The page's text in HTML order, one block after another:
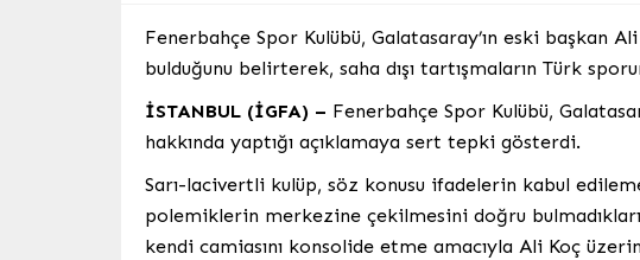
Fenerbahçe Spor Kulübü, Galatasaray’ın eski başkan
bulduğunu belirterek, saha dışı tartışmaların Türk
İSTANBUL (İGFA) – Fenerbahçe Spor Kulübü,
hakkında yaptığı açıklamaya sert tepki gösterdi.
Sarı-lacivertli kulüp, söz konusu ifadelerin kabul
polemiklerin merkezine çekilmesini doğru
kendi camiasını konsolide etme amacıyla Ali Koç